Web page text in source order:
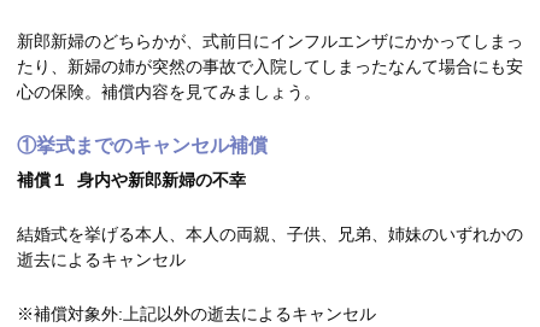
新郎新婦のどちらかが、式前日にインフルエンザにかかってしまっ
たり、新婦の姉が突然の事故で入院してしまったなんて場合にも安
心の保険。補償内容を見てみましょう。
①挙式までのキャンセル補償
補償１ 身内や新郎新婦の不幸
結婚式を挙げる本人、本人の両親、子供、兄弟、姉妹のいずれかの
逝去によるキャンセル
※補償対象外:上記以外の逝去によるキャンセル